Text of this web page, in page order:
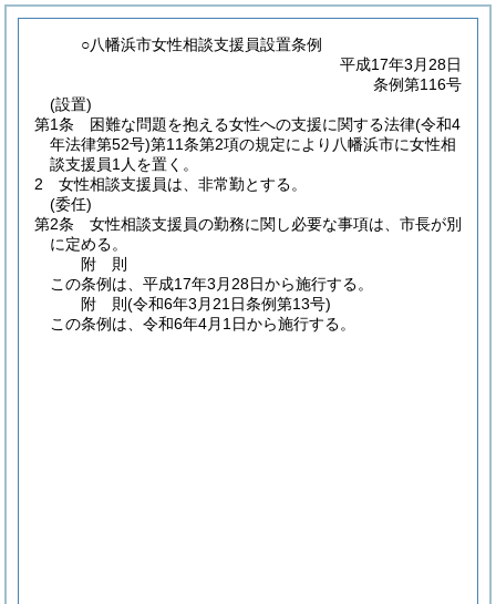
○八幡浜市女性相談支援員設置条例
平成17年3月28日
条例第116号
(設置)
第1条
困難な問題を抱える女性への支援に関する法律(令和4
年法律第52号)第11条第2項の規定により八幡浜市に女性相
談支援員1人を置く。
2
女性相談支援員は、非常勤とする。
(委任)
第2条
女性相談支援員の勤務に関し必要な事項は、市長が別
に定める。
附 則
この条例は、平成17年3月28日から施行する。
附 則(令和6年3月21日条例第13号)
この条例は、令和6年4月1日から施行する。